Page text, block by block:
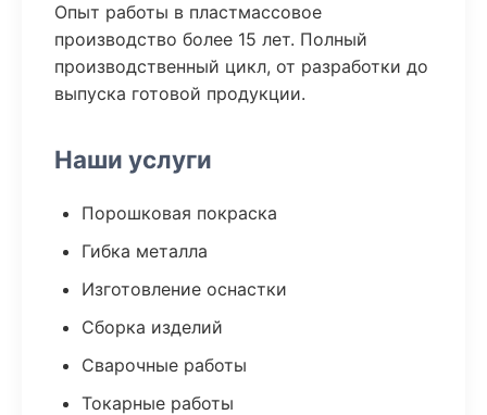
Опыт работы в пластмассовое
производство более 15 лет. Полный
производственный цикл, от разработки до
выпуска готовой продукции.
Наши услуги
Порошковая покраска
Гибка металла
Изготовление оснастки
Сборка изделий
Сварочные работы
Токарные работы